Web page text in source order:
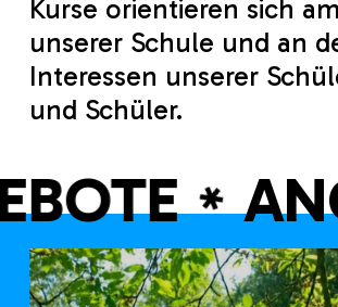
Kurse orientieren sich
unserer Schule und an
Interessen unserer
und Schüler.
✱